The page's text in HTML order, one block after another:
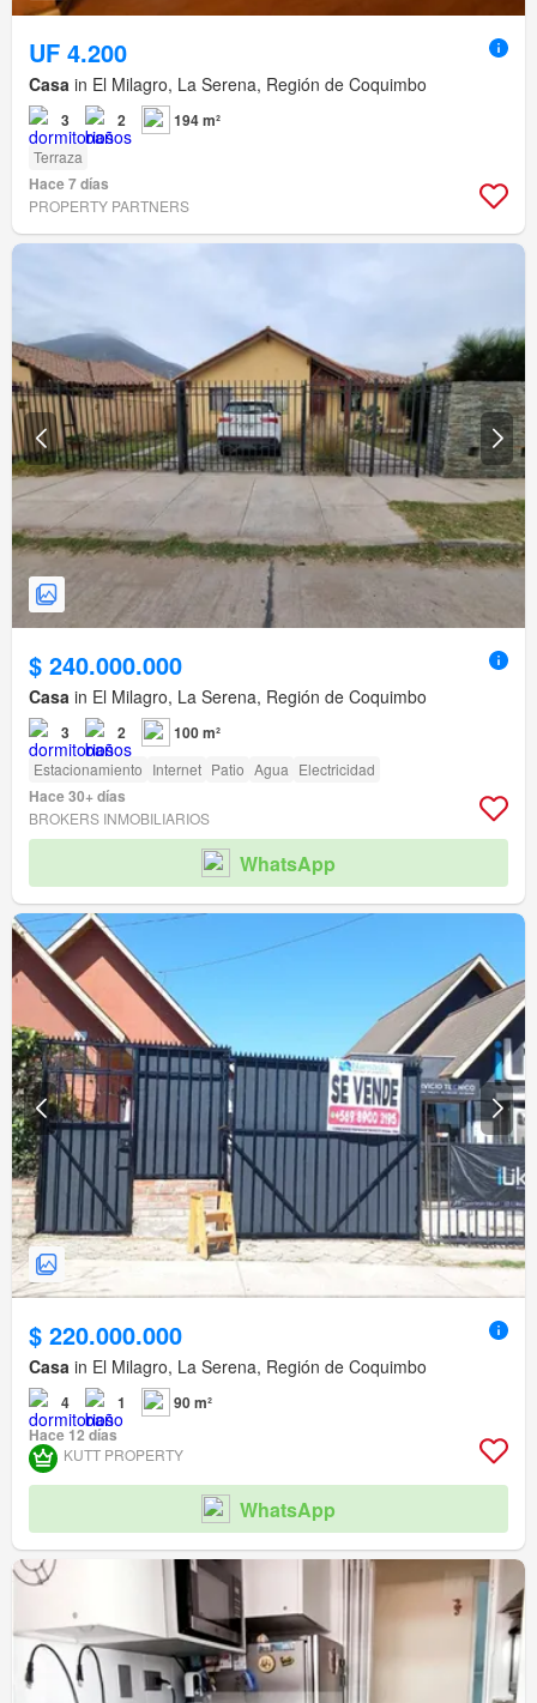
UF 4.200
Casa in El Milagro, La Serena, Región de Coquimbo
3 2 194 m²
Terraza
Hace 7 días
PROPERTY PARTNERS
$ 240.000.000
Casa in El Milagro, La Serena, Región de Coquimbo
3 2 100 m²
Estacionamiento Internet Patio Agua Electricidad
Hace 30+ días
BROKERS INMOBILIARIOS
WhatsApp
$ 220.000.000
Casa in El Milagro, La Serena, Región de Coquimbo
4 1
90 m²
Hace 12 días
KUTT PROPERTY
WhatsApp